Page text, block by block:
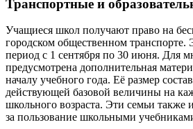
Транспортные и
Учащиеся школ получают право на
городском общественном транспорте.
период с 1 сентября по 30 июня. Для
предусмотрена дополнительная
началу учебного года. Её размер
действующей базовой величины на
школьного возраста. Эти семьи также
за пользование школьными